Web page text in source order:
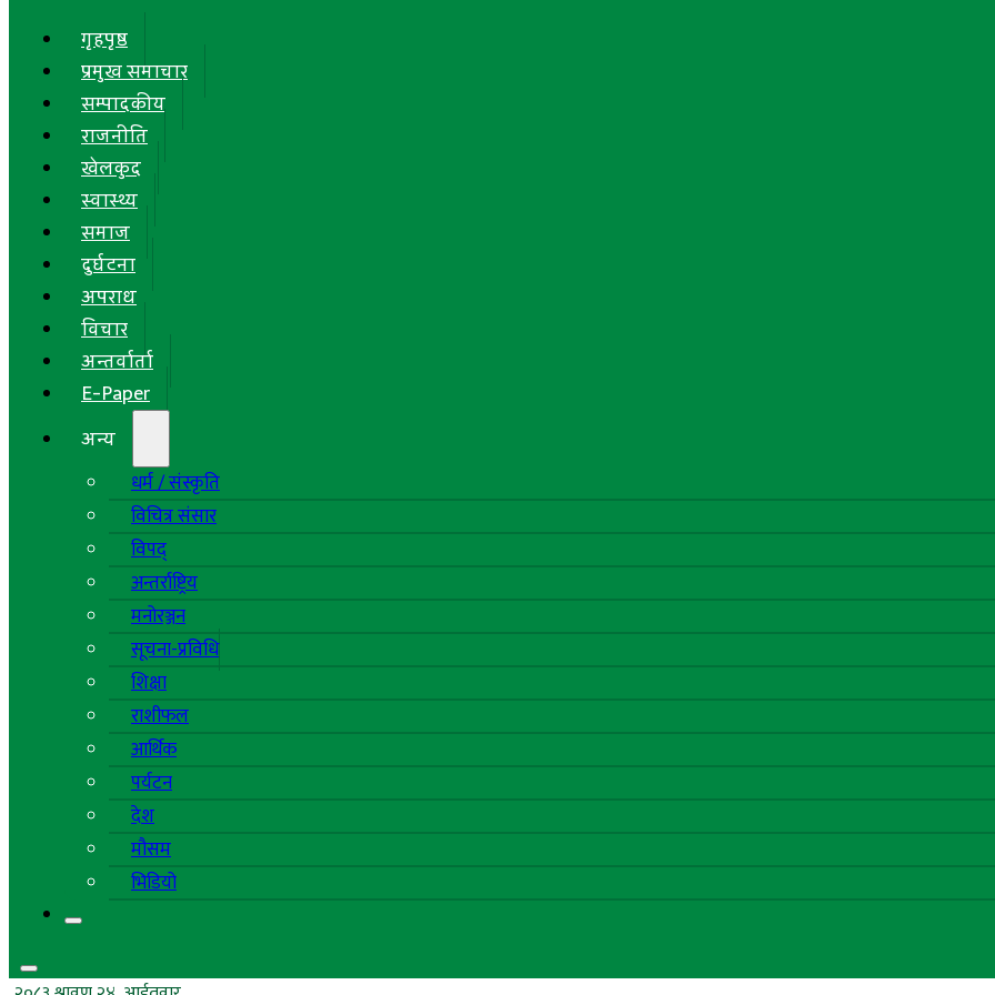
गृहपृष्ठ
प्रमुख समाचार
सम्पादकीय
राजनीति
खेलकुद
स्वास्थ्य
समाज
दुर्घटना
अपराध
विचार
अन्तर्वार्ता
E-Paper
अन्य
धर्म / संस्कृति
विचित्र संसार
विपद्
अन्तर्राष्ट्रिय
मनोरञ्जन
सूचना-प्रविधि
शिक्षा
राशीफल
आर्थिक
पर्यटन
देश
मौसम
भिडियो